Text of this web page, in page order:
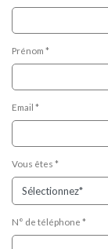
Prénom *
Email *
Vous êtes *
N° de téléphone *